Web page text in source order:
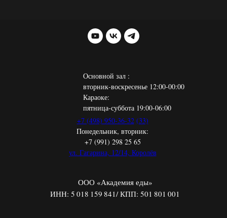
+7 (498) 950-36-32 (33)
Понедельник, вторник:
+7 (991) 298 25 65
ул. Гагарина, 12/14, Королёв
Основной зал :
вторник-воскресенье 12:00-00:00
Караоке:
пятница-суббота 19:00-06:00
ООО «Академия еды»
ИНН: 5 018 159 841/ КПП: 501 801 001